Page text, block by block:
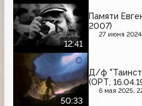
12:41
Памяти
2007)
27 июня
50:33
Д/ф
(ОРТ,
6 мая 2025,